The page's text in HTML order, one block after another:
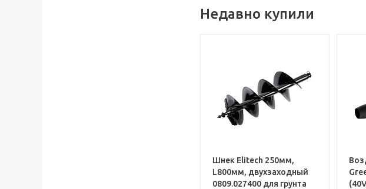
Недавно купили
Шнек Elitech 250мм,
L800мм, двухзаходный
0809.027400 для грунта